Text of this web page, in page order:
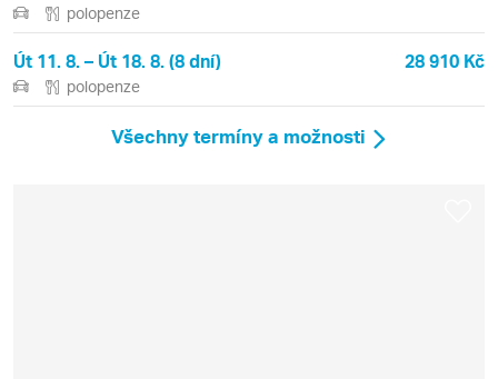
polopenze
Út 11. 8. – Út 18. 8. (8 dní) 28 910 Kč
polopenze
Všechny termíny a možnosti